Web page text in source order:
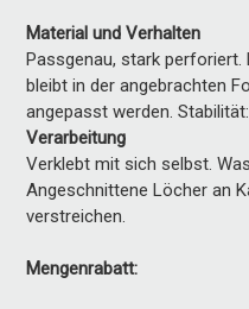
Material und Verhalten
Passgenau, stark
bleibt in der angebrachten
angepasst werden.
Verarbeitung
Verklebt mit sich selbst.
Angeschnittene Löcher an
verstreichen.
Mengenrabatt: